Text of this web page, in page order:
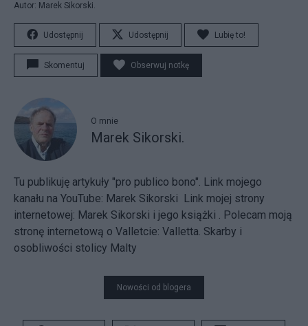
Autor: Marek Sikorski.
Udostępnij Udostępnij Lubię to!
Skomentuj Obserwuj notkę
O mnie
Marek Sikorski.
Tu publikuję artykuły "pro publico bono". Link mojego
kanału na YouTube: Marek Sikorski Link mojej strony
internetowej: Marek Sikorski i jego książki . Polecam moją
stronę internetową o Valletcie: Valletta. Skarby i
osobliwości stolicy Malty
Nowości od blogera